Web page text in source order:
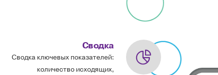
Сводка
Сводка ключевых показателей:
количество исходящих,